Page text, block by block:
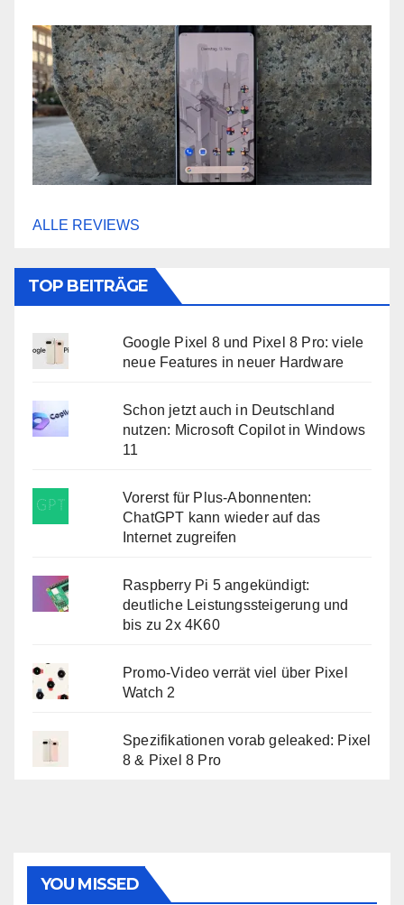
ALLE REVIEWS
TOP BEITRÄGE
Google Pixel 8 und Pixel 8 Pro: viele
neue Features in neuer Hardware
Schon jetzt auch in Deutschland
nutzen: Microsoft Copilot in Windows
11
Vorerst für Plus-Abonnenten:
ChatGPT kann wieder auf das
Internet zugreifen
Raspberry Pi 5 angekündigt:
deutliche Leistungssteigerung und
bis zu 2x 4K60
Promo-Video verrät viel über Pixel
Watch 2
Spezifikationen vorab geleaked: Pixel
8 & Pixel 8 Pro
YOU MISSED